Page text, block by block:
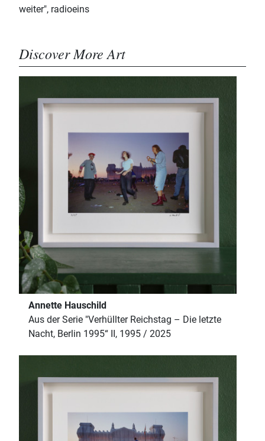
weiter", radioeins
Discover More Art
Annette Hauschild
Aus der Serie "Verhüllter Reichstag – Die letzte
Nacht, Berlin 1995“ II, 1995 / 2025